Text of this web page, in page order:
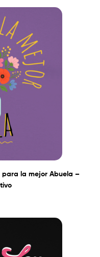
la mejor Abuela –